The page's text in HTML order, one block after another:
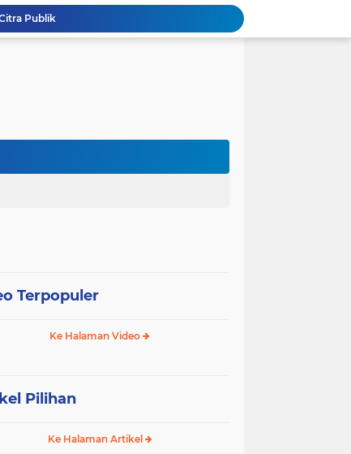
Publik
Wali Kota Pariaman Lepas Kontingen Pramuka ke Jambore Nasional XII di Cibubur
SEPEDA TANTE, Inovasi Digital Pemko Pariaman Percepat Pendaftaran Tanda Tangan Elektronik
Terpopuler
Ke Halaman Video
Pilihan
Ke Halaman Artikel